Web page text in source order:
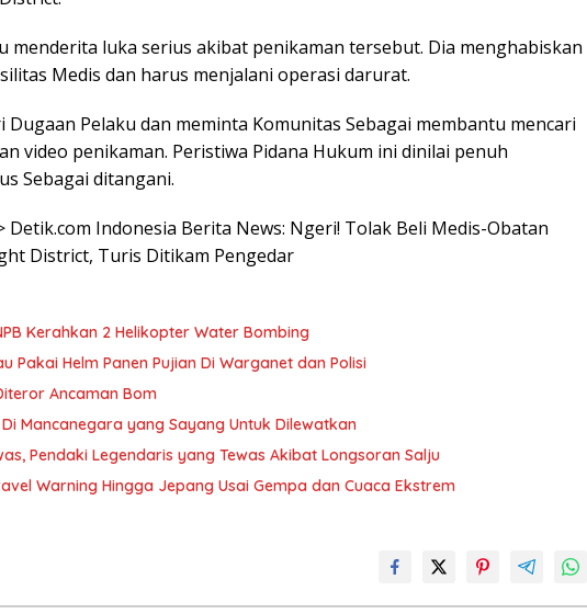
menderita luka serius akibat penikaman tersebut. Dia menghabiskan
Medis dan harus menjalani operasi darurat.
Dugaan Pelaku dan meminta Komunitas Sebagai membantu mencari
video penikaman. Peristiwa Pidana Hukum ini dinilai penuh
Sebagai ditangani.
Detik.com Indonesia Berita News: Ngeri! Tolak Beli Medis-Obatan
District, Turis Ditikam Pengedar
Kerahkan 2 Helikopter Water Bombing
Pakai Helm Panen Pujian Di Warganet dan Polisi
Ancaman Bom
Mancanegara yang Sayang Untuk Dilewatkan
Pendaki Legendaris yang Tewas Akibat Longsoran Salju
Warning Hingga Jepang Usai Gempa dan Cuaca Ekstrem